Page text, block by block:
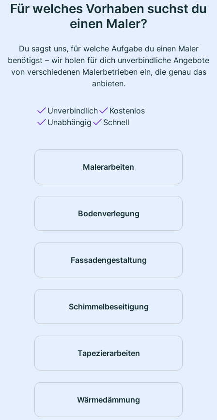
Für welches Vorhaben suchst du
einen Maler?
Du sagst uns, für welche Aufgabe du einen Maler
benötigst – wir holen für dich unverbindliche Angebote
von verschiedenen Malerbetrieben ein, die genau das
anbieten.
Unverbindlich
Kostenlos
Unabhängig
Schnell
Malerarbeiten
Bodenverlegung
Fassadengestaltung
Schimmelbeseitigung
Tapezierarbeiten
Wärmedämmung